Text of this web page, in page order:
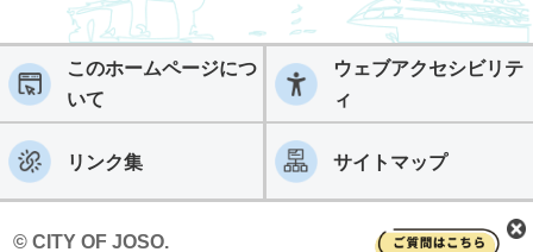
このホームページにつ
いて
ウェブアクセシビリテ
ィ
リンク集 サイトマップ
© CITY OF JOSO.